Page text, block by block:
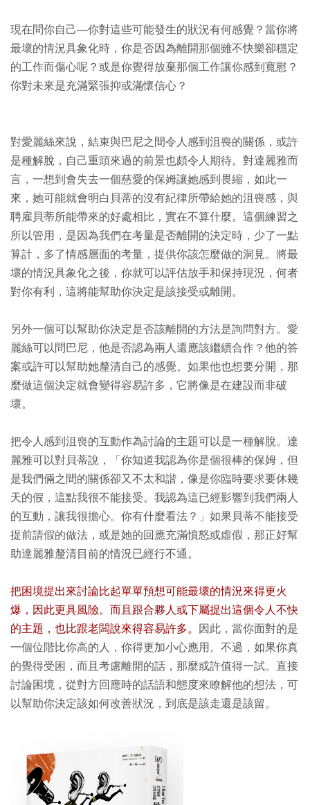
現在問你自己―你對這些可能發生的狀況有何感覺？當你將
最壞的情況具象化時，你是否因為離開那個雖不快樂卻穩定
的工作而傷心呢？或是你覺得放棄那個工作讓你感到寬慰？
你對未來是充滿緊張抑或滿懷信心？
對愛麗絲來說，結束與巴尼之間令人感到沮喪的關係，或許
是種解脫，自己重頭來過的前景也頗令人期待。對達麗雅而
言，一想到會失去一個慈愛的保姆讓她感到畏縮，如此一
來，她可能就會明白貝蒂的沒有紀律所帶給她的沮喪感，與
聘雇貝蒂所能帶來的好處相比，實在不算什麼。這個練習之
所以管用，是因為我們在考量是否離開的決定時，少了一點
算計，多了情感層面的考量，提供你該怎麼做的洞見。將最
壞的情況具象化之後，你就可以評估放手和保持現況，何者
對你有利，這將能幫助你決定是該接受或離開。
另外一個可以幫助你決定是否該離開的方法是詢問對方。愛
麗絲可以問巴尼，他是否認為兩人還應該繼續合作？他的答
案或許可以幫助她釐清自己的感覺。如果他也想要分開，那
麼做這個決定就會變得容易許多，它將像是在建設而非破
壞。
把令人感到沮喪的互動作為討論的主題可以是一種解脫。達
麗雅可以對貝蒂說，「你知道我認為你是個很棒的保姆，但
是我們倆之間的關係卻又不太和諧，像是你臨時要求要休幾
天的假，這點我很不能接受。我認為這已經影響到我們兩人
的互動，讓我很擔心。你有什麼看法？」如果貝蒂不能接受
提前請假的做法，或是她的回應充滿憤怒或虛假，那正好幫
助達麗雅釐清目前的情況已經行不通。
把困境提出來討論比起單單預想可能最壞的情況來得更火
爆，因此更具風險。而且跟合夥人或下屬提出這個令人不快
的主題，也比跟老闆說來得容易許多。 因此，當你面對的是
一個位階比你高的人，你得更加小心應用。不過，如果你真
的覺得受困，而且考慮離開的話，那麼或許值得一試。直接
討論困境，從對方回應時的話語和態度來瞭解他的想法，可
以幫助你決定該如何改善狀況，到底是該走還是該留。